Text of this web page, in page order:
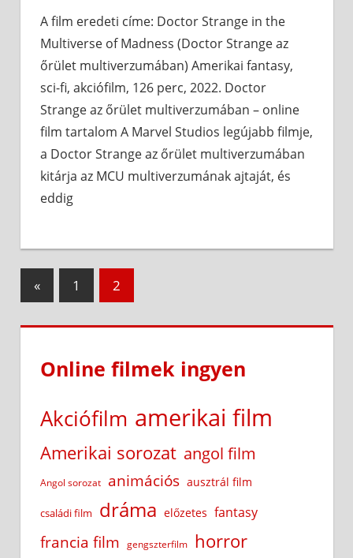
A film eredeti címe: Doctor Strange in the
Multiverse of Madness (Doctor Strange az
őrület multiverzumában) Amerikai fantasy,
sci-fi, akciófilm, 126 perc, 2022. Doctor
Strange az őrület multiverzumában – online
film tartalom A Marvel Studios legújabb filmje,
a Doctor Strange az őrület multiverzumában
kitárja az MCU multiverzumának ajtaját, és
eddig
Bejegyzések
«Previous
Posts
1 2
Online filmek ingyen
Akciófilm amerikai film
Amerikai sorozat angol film
Angol sorozat animációs ausztrál film
családi film dráma előzetes fantasy
francia film gengszterfilm horror